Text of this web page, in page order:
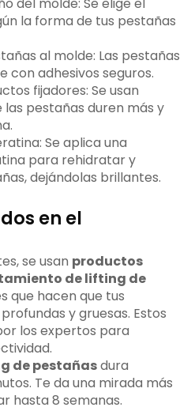
del molde: Se elige el
la forma de tus pestañas
al molde: Las pestañas
con adhesivos seguros.
fijadores: Se usan
las pestañas duren más y
Se aplica una
para rehidratar y
dejándolas brillantes.
en el
se usan productos
de lifting de
que hacen que tus
y gruesas. Estos
los expertos para
de pestañasdura
Te da una mirada más
hasta 8 semanas.